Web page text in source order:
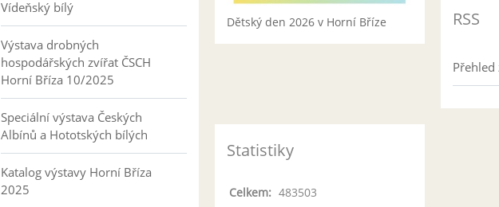
Vídeňský bílý
Výstava drobných
hospodářských zvířat ČSCH
Horní Bříza 10/2025
Speciální výstava Českých
Albínů a Hototských bílých
Katalog výstavy Horní Bříza
2025
Dětský den 2026 v Horní Bříze RSS
Statistiky
Celkem: 483503